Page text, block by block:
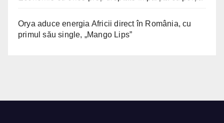
Orya aduce energia Africii direct în România, cu
primul său single, „Mango Lips”